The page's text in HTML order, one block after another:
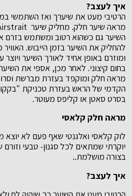
איך לעצב?
הרטיבי מעט את שיערך ואז השתמשי
השיער גם כשהוא רטוב ומשתמש בזרם
להחליק את השיער בזמן הייבוש.
ומוזרם באופן אחיד לאורך השיער
בחום קיצוני. לאחר מכן, אספי את
מראה חלק ומוקפד בעזרת מברשת
הקדמי של הראש בעזרת טכניקת
בסרט סאטן או קליפס מעוטר.
מראה חלק קלאסי
לוק קלאסי ואלגנטי שאף פעם לא יוצא
יוקרתי שמתאים לכל סגנון- טבעי
בצורה מושלמת..
איך לעצב?